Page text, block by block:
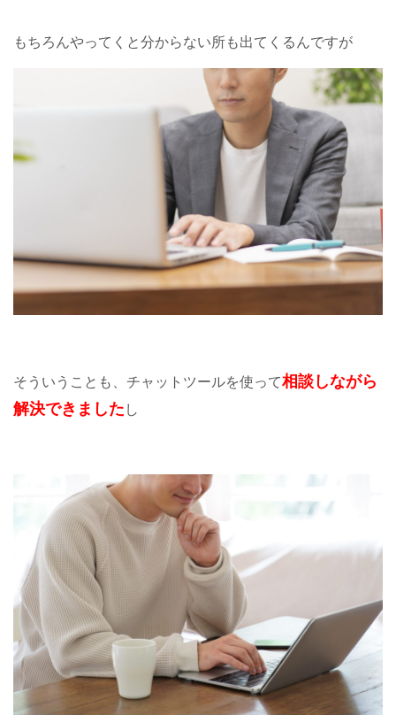
もちろんやってくと分からない所も出てくるんですが
そういうことも、チャットツールを使って相談しながら
解決できました し